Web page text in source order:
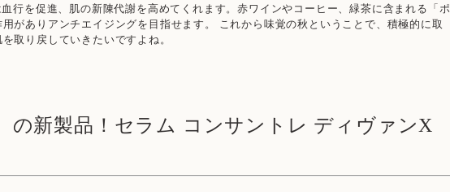
行を促進、肌の新陳代謝を高めてくれます。赤ワインやコーヒー、緑茶に含まれる「ポ
がありアンチエイジングを目指せます。 これから味覚の秋ということで、積極的に取
取り戻していきたいですよね。
の新製品！セラム コンサントレ ディヴァンX